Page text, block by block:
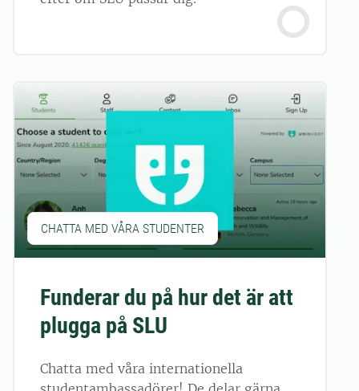
CHATTA MED VÅRA STUDENTER
Funderar du på hur det är att
plugga på SLU
Chatta med våra internationella